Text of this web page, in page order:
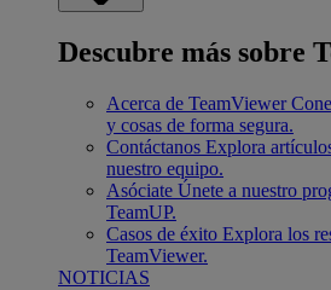
Descubre más sobre
Acerca de TeamViewer
y cosas de forma segura.
Contáctanos Explora
nuestro equipo.
Asóciate Únete a nuestro
TeamUP.
Casos de éxito Explora los
TeamViewer.
NOTICIAS